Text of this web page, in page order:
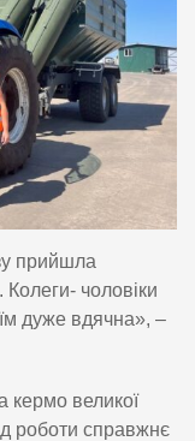
прийшла
чоловіки
дуже вдячна», –
кермо великої
роботи справжнє